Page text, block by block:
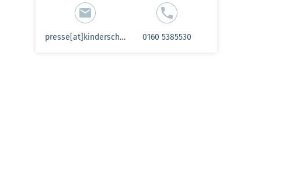
presse[at]kinderschutzbund-sh.de 0160 5385530